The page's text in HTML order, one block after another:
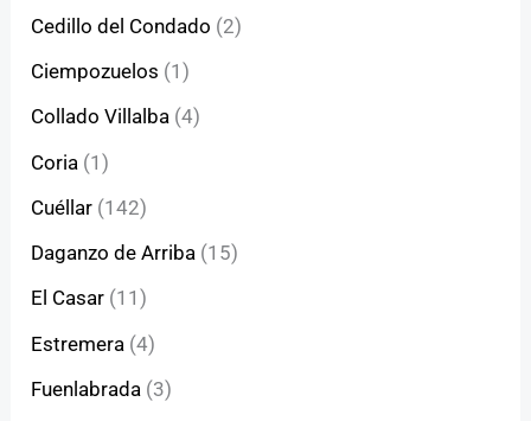
Cedillo del Condado (2)
Ciempozuelos (1)
Collado Villalba (4)
Coria (1)
Cuéllar (142)
Daganzo de Arriba (15)
El Casar (11)
Estremera (4)
Fuenlabrada (3)